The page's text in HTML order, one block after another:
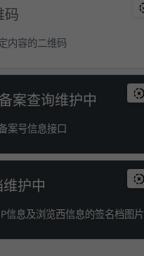
码
内容的二维码
案查询维护中
案号信息接口
护中
信息及浏览西信息的签名档图片